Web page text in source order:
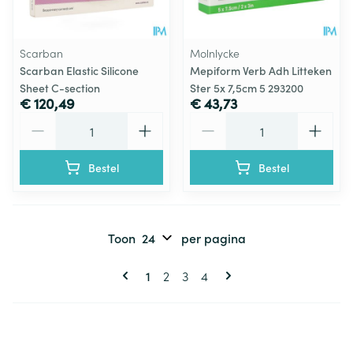
Scarban
Scarban Elastic Silicone
Sheet C-section
€ 120,49
Bestel
Molnlycke
Mepiform Verb Adh Litteken
Ster 5x 7,5cm 5 293200
€ 43,73
Bestel
Pagina's
U lees momenteel pagina
1 Pagina
2 Pagina
3 Pagina
4
Toon per pagina